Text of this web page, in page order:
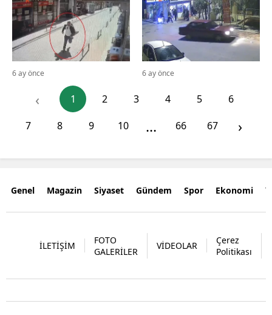
6 ay önce 6 ay önce
‹ 1 2 3 4 5
6
7
8 9 10 ... 66 67 ›
Genel Magazin Siyaset Gündem Spor Ekonomi
İLETİŞİM
FOTO
GALERİLER
VİDEOLAR
Çerez
Politikası